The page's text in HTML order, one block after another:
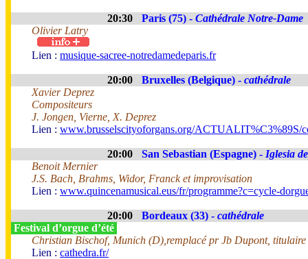
20:30 Paris (75) - Cathédrale Notre-Dame
Olivier Latry
Lien : musique-sacree-notredamedeparis.fr
20:00 Bruxelles (Belgique) - cathédrale
Xavier Deprez
Compositeurs
J. Jongen, Vierne, X. Deprez
Lien : www.brusselscityoforgans.org/ACTUALIT%C3%89S/
20:00 San Sebastian (Espagne) - Iglesia
Benoit Mernier
J.S. Bach, Brahms, Widor, Franck et improvisation
Lien : www.quincenamusical.eus/fr/programme?c=cycle-
20:00 Bordeaux (33) - cathédrale
Festival d’orgue d’été
Christian Bischof, Munich (D),remplacé pr Jb Dupont, titulaire
Lien : cathedra.fr/